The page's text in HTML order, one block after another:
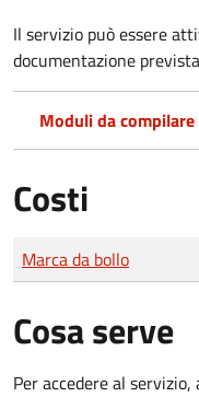
Il servizio può essere
documentazione
Moduli da
Costi
Tipo di pagamento
Importo
Marca da bollo
Cosa serve
Per accedere al